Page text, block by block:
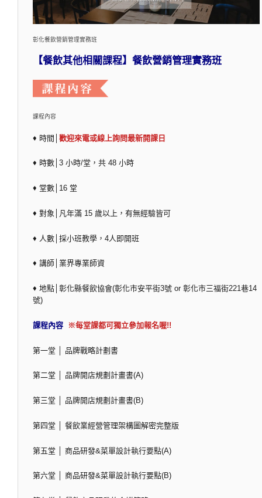
彰化餐飲營銷管理實務班
【餐飲其他相關課程】餐飲營銷管理實務班
課程內容
♦ 時間│ 歡迎來電或線上詢問最新開課日
♦ 時數│3 小時/堂，共 48 小時
♦ 堂數│16 堂
♦ 對象│凡年滿 15 歲以上，有無經驗皆可
♦ 人數│採小班教學，4人即開班
♦ 講師│業界專業師資
♦ 地點│彰化縣餐飲協會(彰化市安平街3號 or 彰化市三福街221巷14
號)
課程內容 ※每堂課都可獨立參加報名喔!!
第一堂 │ 品牌戰略計劃書
第二堂 │ 品牌開店規劃計畫書(A)
第三堂 │ 品牌開店規劃計畫書(B)
第四堂 │ 餐飲業經營管理架構圖解密完整版
第五堂 │ 商品研發&菜單設計執行要點(A)
第六堂 │ 商品研發&菜單設計執行要點(B)